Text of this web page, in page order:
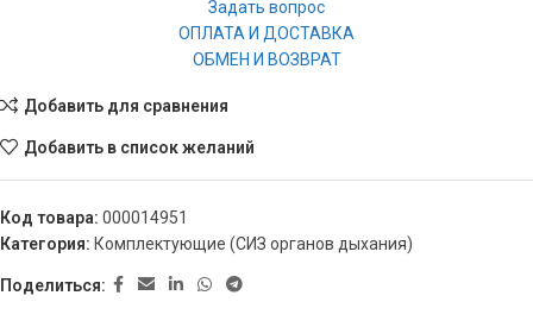
Задать вопрос
ОПЛАТА И ДОСТАВКА
ОБМЕН И ВОЗВРАТ
Добавить для сравнения
Добавить в список желаний
Код товара: 000014951
Категория: Комплектующие (СИЗ органов дыхания)
Поделиться: